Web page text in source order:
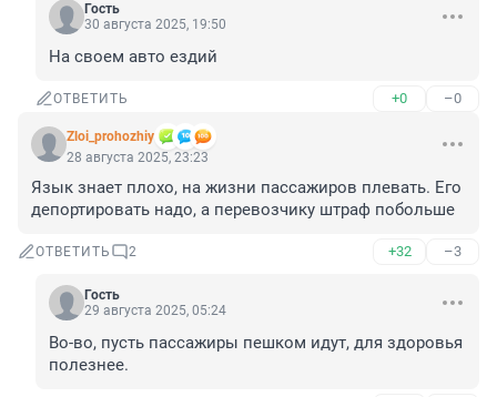
Гость
30 августа 2025, 19:50
На своем авто ездий
ОТВЕТИТЬ +0 –0
Zloi_prohozhiy
28 августа 2025, 23:23
Язык знает плохо, на жизни пассажиров плевать. Его
депортировать надо, а перевозчику штраф побольше
ОТВЕТИТЬ 2 +32 –3
Гость
29 августа 2025, 05:24
Во-во, пусть пассажиры пешком идут, для здоровья
полезнее.